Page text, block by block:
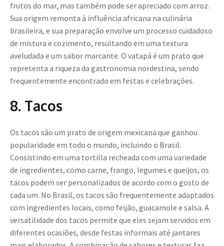
frutos do mar, mas também pode ser apreciado com arroz.
Sua origem remonta à influência africana na culinária
brasileira, e sua preparação envolve um processo cuidadoso
de mistura e cozimento, resultando em uma textura
aveludada e um sabor marcante. O vatapá é um prato que
representa a riqueza da gastronomia nordestina, sendo
frequentemente encontrado em festas e celebrações.
8. Tacos
Os tacos são um prato de origem mexicana que ganhou
popularidade em todo o mundo, incluindo o Brasil.
Consistindo em uma tortilla recheada com uma variedade
de ingredientes, como carne, frango, legumes e queijos, os
tacos podem ser personalizados de acordo com o gosto de
cada um. No Brasil, os tacos são frequentemente adaptados
com ingredientes locais, como feijão, guacamole e salsa. A
versatilidade dos tacos permite que eles sejam servidos em
diferentes ocasiões, desde festas informais até jantares